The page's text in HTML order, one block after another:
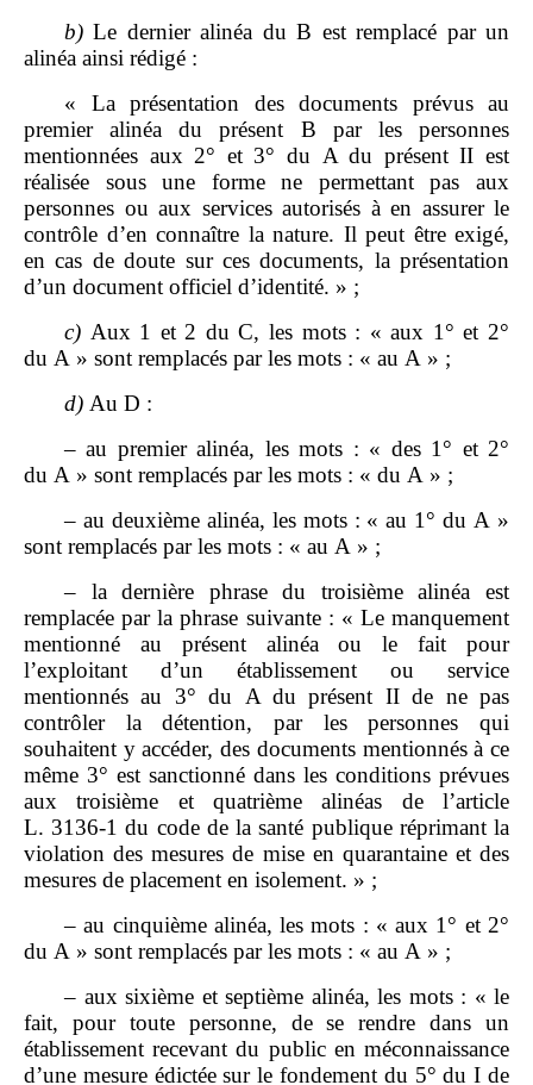
b) Le dernier alinéa du B est remplacé par un
alinéa ainsi rédigé :
« La présentation des documents prévus au
premier alinéa du présent B par les personnes
mentionnées aux 2° et 3° du A du présent II est
réalisée sous une forme ne permettant pas aux
personnes ou aux services autorisés à en assurer le
contrôle d’en connaître la nature. Il peut être exigé,
en cas de doute sur ces documents, la présentation
d’un document officiel d’identité. » ;
c) Aux 1 et 2 du C, les mots : « aux 1° et 2°
du A » sont remplacés par les mots : « au A » ;
d) Au D :
– au premier alinéa, les mots : « des 1° et 2°
du A » sont remplacés par les mots : « du A » ;
– au deuxième alinéa, les mots : « au 1° du A »
sont remplacés par les mots : « au A » ;
– la dernière phrase du troisième alinéa est
remplacée par la phrase suivante : « Le manquement
mentionné au présent alinéa ou le fait pour
l’exploitant d’un établissement ou service
mentionnés au 3° du A du présent II de ne pas
contrôler la détention, par les personnes qui
souhaitent y accéder, des documents mentionnés à ce
même 3° est sanctionné dans les conditions prévues
aux troisième et quatrième alinéas de l’article
L. 3136‑1 du code de la santé publique réprimant la
violation des mesures de mise en quarantaine et des
mesures de placement en isolement. » ;
– au cinquième alinéa, les mots : « aux 1° et 2°
du A » sont remplacés par les mots : « au A » ;
– aux sixième et septième alinéa, les mots : « le
fait, pour toute personne, de se rendre dans un
établissement recevant du public en méconnaissance
d’une mesure édictée sur le fondement du 5° du I de